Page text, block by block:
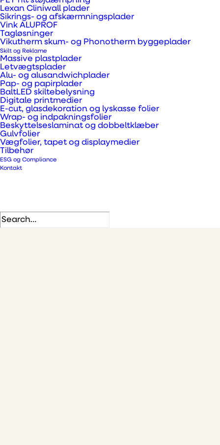
Lexan Cliniwall plader
Sikrings- og afskærmningsplader
Vink ALUPROF
Tagløsninger
Vikutherm skum- og Phonotherm byggeplader
Skilt og Reklame
Massive plastplader
Letvægtsplader
Alu- og alusandwichplader
Pap- og papirplader
BaltLED skiltebelysning
Digitale printmedier
E-cut, glasdekoration og lyskasse folier
Wrap- og indpakningsfolier
Beskyttelseslaminat og dobbeltklæber
Gulvfolier
Vægfolier, tapet og displaymedier
Tilbehør
ESG og Compliance
Kontakt
certificeringen i orden!
Kerrock® solid surface plader formbare og nemme at
tilpasse med almindeligt værktøj. De er blevet
anvendt i forbindelse med svanemærkede byggerier,
da de også er særdeles miljøvenlige, da rester kan
genbruges. Producenten af Kerrock® har etableret
og anvender et kvalitets- og miljøledelsessystem
som er certificeret iht. ISO 9001:2008 samt ISO
14001:2004.
De optager ikke fugt og kræver ingen